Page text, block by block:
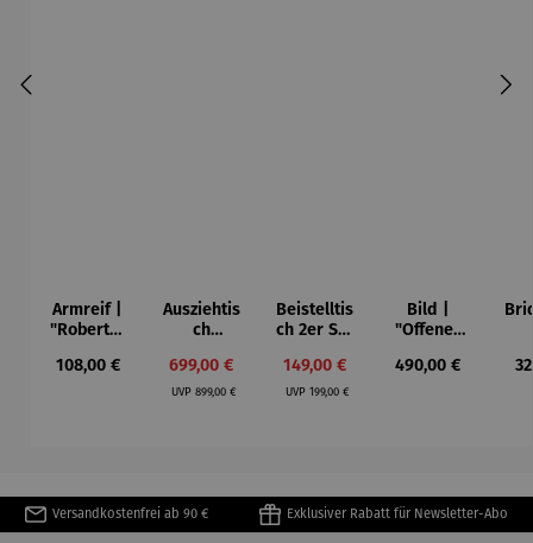
Armreif |
"Roberta"
Mütz
Regulärer Preis:
108,00 €
Ausziehtis
ch
– Valor
Verkaufspreis:
699,00 €
UVPRegulärer Preis:
899,00 €
Beistelltis
ch 2er Set
Verkaufspreis:
149,00 €
UVP Regulärer Preis:
199,00 €
Bild |
"Offenes
Collioure"
Regulärer Preis:
490,00 €
Versandkostenfrei ab 90 € Exklusiver Rabatt für Newsletter-Abo